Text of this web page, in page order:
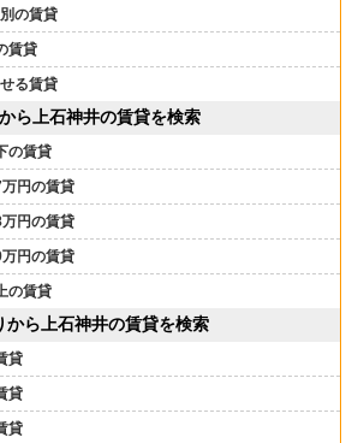
の賃貸
賃貸
る賃貸
ら上石神井の賃貸を検索
の賃貸
万円の賃貸
万円の賃貸
万円の賃貸
の賃貸
から上石神井の賃貸を検索
貸
貸
貸